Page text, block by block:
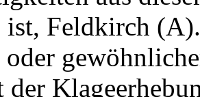
ist, Feldkirch
der